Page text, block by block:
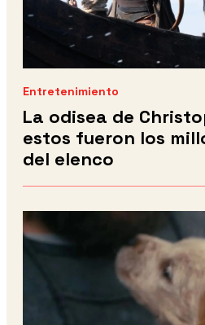
Entretenimiento
La odisea de
estos fueron los
del elenco